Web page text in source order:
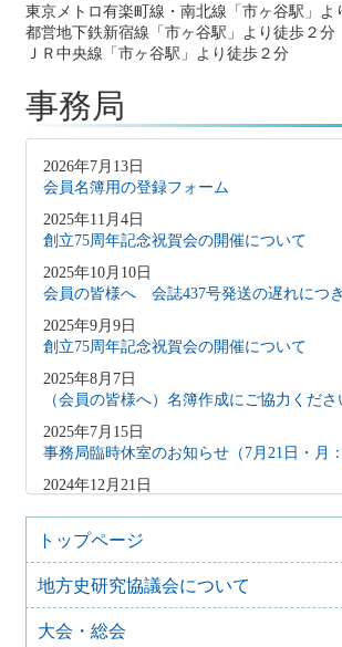
東京メトロ有楽町線・南北線「市ヶ谷駅」よ
都営地下鉄新宿線「市ヶ谷駅」より徒歩２分
ＪＲ中央線「市ヶ谷駅」より徒歩２分
事務局
2026年7月13日
会員名簿用の登録フォーム
2025年11月4日
創立75周年記念祝賀会の開催について
2025年10月10日
会員の皆様へ 会誌437号発送の遅れにつ
2025年9月9日
創立75周年記念祝賀会の開催について
2025年8月7日
（会員の皆様へ）名簿作成にご協力くださ
2025年7月15日
事務局臨時休室のお知らせ（7月21日・月：
2024年12月21日
2024年6月24日
【会員向け】メールアドレス登録のお願い
2020年5月26日
事務局臨時休室のお知らせ【重要】
トップページ
地方史研究協議会について
大会・総会